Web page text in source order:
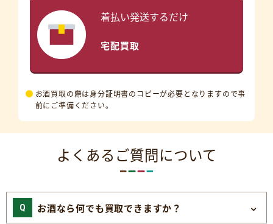
着払い発送するだけ
宅配買取
お酒買取の際は身分証明書のコピーが必要となりますので事
前にご準備ください。
よくあるご質問について
お酒なら何でも買取できますか？